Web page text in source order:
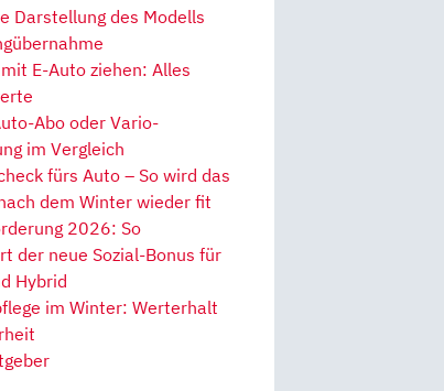
Darstellung des Modells
E-Auto ziehen: Alles
Abo oder Vario-
im Vergleich
fürs Auto – So wird das
dem Winter wieder fit
2026: So
der neue Sozial-Bonus für
Hybrid
im Winter: Werterhalt